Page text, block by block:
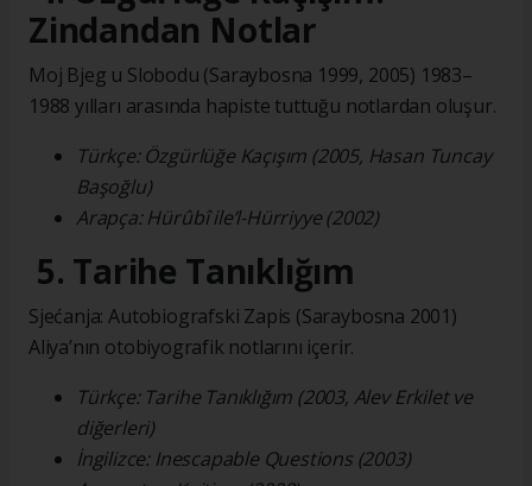
Zindandan Notlar
Moj Bjeg u Slobodu (Saraybosna 1999, 2005) 1983–
1988 yılları arasında hapiste tuttuğu notlardan oluşur.
Türkçe: Özgürlüğe Kaçışım (2005, Hasan Tuncay
Başoğlu)
Arapça: Hürûbî ile’l-Hürriyye (2002)
5. Tarihe Tanıklığım
Sjećanja: Autobiografski Zapis (Saraybosna 2001)
Aliya’nın otobiyografik notlarını içerir.
Türkçe: Tarihe Tanıklığım (2003, Alev Erkilet ve
diğerleri)
İngilizce: Inescapable Questions (2003)